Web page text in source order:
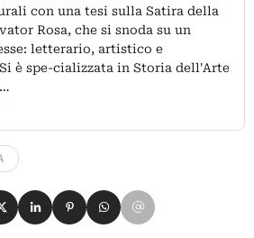
con una tesi sulla Satira della
Rosa, che si snoda su un
letterario, artistico e
è spe-cializzata in Storia dell'Arte
su Facebook
su X
Condividi su LinkedIn
Condividi su Pinterest
Condividi su WhatsApp
Condividi su Email